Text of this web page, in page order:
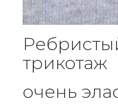
трикотаж
очень